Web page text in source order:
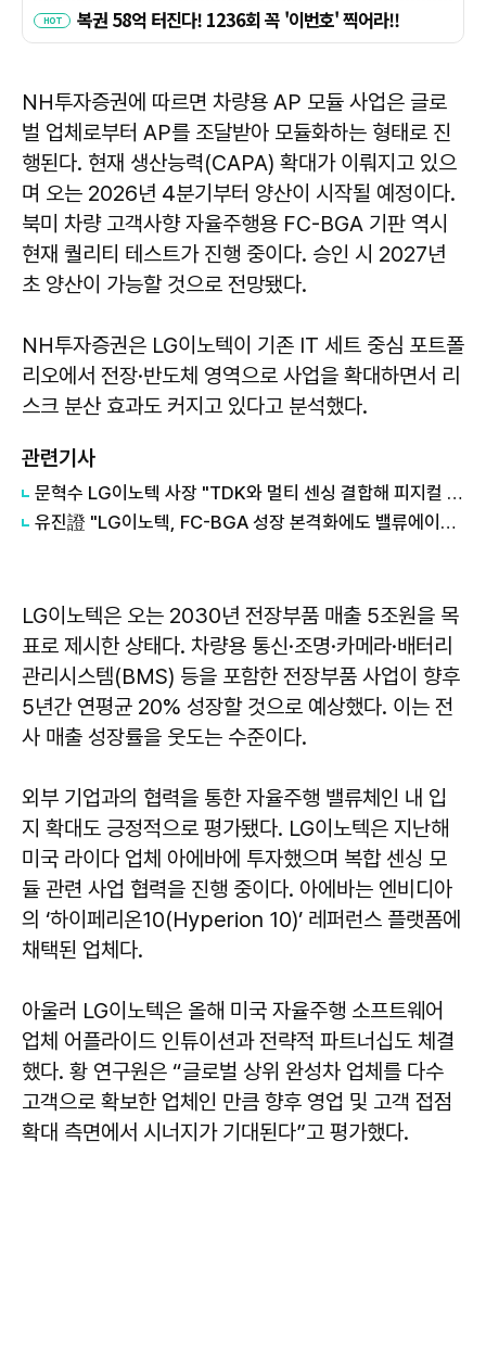
NH투자증권에 따르면 차량용 AP 모듈 사업은 글로
벌 업체로부터 AP를 조달받아 모듈화하는 형태로 진
행된다. 현재 생산능력(CAPA) 확대가 이뤄지고 있으
며 오는 2026년 4분기부터 양산이 시작될 예정이다.
북미 차량 고객사향 자율주행용 FC-BGA 기판 역시
현재 퀄리티 테스트가 진행 중이다. 승인 시 2027년
초 양산이 가능할 것으로 전망됐다.
NH투자증권은 LG이노텍이 기존 IT 세트 중심 포트폴
리오에서 전장·반도체 영역으로 사업을 확대하면서 리
스크 분산 효과도 커지고 있다고 분석했다.
관련기사
문혁수 LG이노텍 사장 "TDK와 멀티 센싱 결합해 피지컬 AI 시장 선점"
유진證 "LG이노텍, FC-BGA 성장 본격화에도 밸류에이션 조정"…목표주가 14.5%↓
LG이노텍은 오는 2030년 전장부품 매출 5조원을 목
표로 제시한 상태다. 차량용 통신·조명·카메라·배터리
관리시스템(BMS) 등을 포함한 전장부품 사업이 향후
5년간 연평균 20% 성장할 것으로 예상했다. 이는 전
사 매출 성장률을 웃도는 수준이다.
외부 기업과의 협력을 통한 자율주행 밸류체인 내 입
지 확대도 긍정적으로 평가됐다. LG이노텍은 지난해
미국 라이다 업체 아에바에 투자했으며 복합 센싱 모
듈 관련 사업 협력을 진행 중이다. 아에바는 엔비디아
의 ‘하이페리온10(Hyperion 10)’ 레퍼런스 플랫폼에
채택된 업체다.
아울러 LG이노텍은 올해 미국 자율주행 소프트웨어
업체 어플라이드 인튜이션과 전략적 파트너십도 체결
했다. 황 연구원은 “글로벌 상위 완성차 업체를 다수
고객으로 확보한 업체인 만큼 향후 영업 및 고객 접점
확대 측면에서 시너지가 기대된다”고 평가했다.